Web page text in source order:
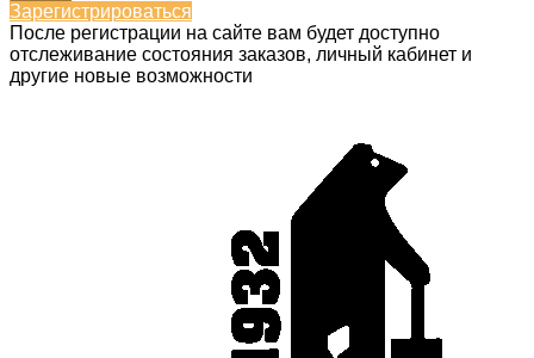
Зарегистрироваться
После регистрации на сайте вам будет доступно
отслеживание состояния заказов, личный кабинет и
другие новые возможности